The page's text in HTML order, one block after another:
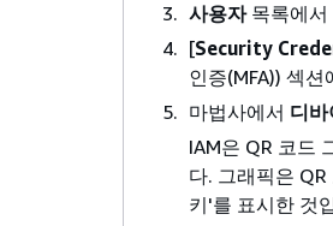
사용자목록에서
[Security
인증(MFA)) 섹션
마법사에서 디
IAM은 QR 코드
다. 그래픽은
키'를 표시한 것